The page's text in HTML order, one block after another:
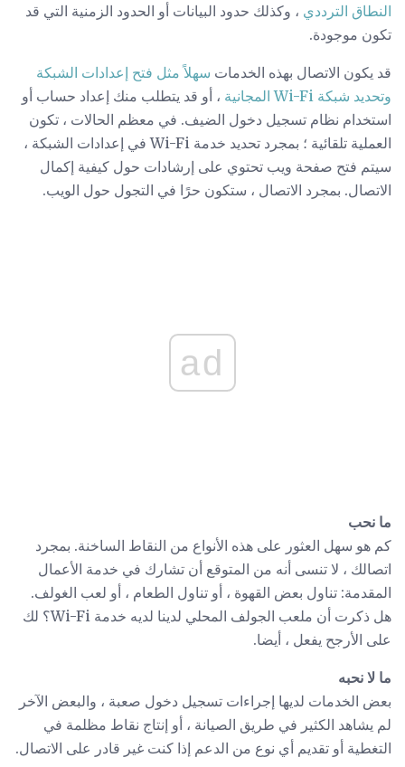
النطاق الترددي ، وكذلك حدود البيانات أو الحدود الزمنية التي قد
تكون موجودة.
قد يكون الاتصال بهذه الخدمات سهلاً مثل فتح إعدادات الشبكة
وتحديد شبكة Wi-Fi المجانية
، أو قد يتطلب منك إعداد حساب أو
استخدام نظام تسجيل دخول الضيف. في معظم الحالات ، تكون
العملية تلقائية ؛ بمجرد تحديد خدمة Wi-Fi في إعدادات الشبكة ،
سيتم فتح صفحة ويب تحتوي على إرشادات حول كيفية إكمال
الاتصال. بمجرد الاتصال ، ستكون حرًا في التجول حول الويب.
ad
ما نحب
كم هو سهل العثور على هذه الأنواع من النقاط الساخنة. بمجرد
اتصالك ، لا تنسى أنه من المتوقع أن تشارك في خدمة الأعمال
المقدمة: تناول بعض القهوة ، أو تناول الطعام ، أو لعب الغولف.
هل ذكرت أن ملعب الجولف المحلي لدينا لديه خدمة Wi-Fi؟ لك
على الأرجح يفعل ، أيضا.
ما لا نحبه
بعض الخدمات لديها إجراءات تسجيل دخول صعبة ، والبعض الآخر
لم يشاهد الكثير في طريق الصيانة ، أو إنتاج نقاط مظلمة في
التغطية أو تقديم أي نوع من الدعم إذا كنت غير قادر على الاتصال.